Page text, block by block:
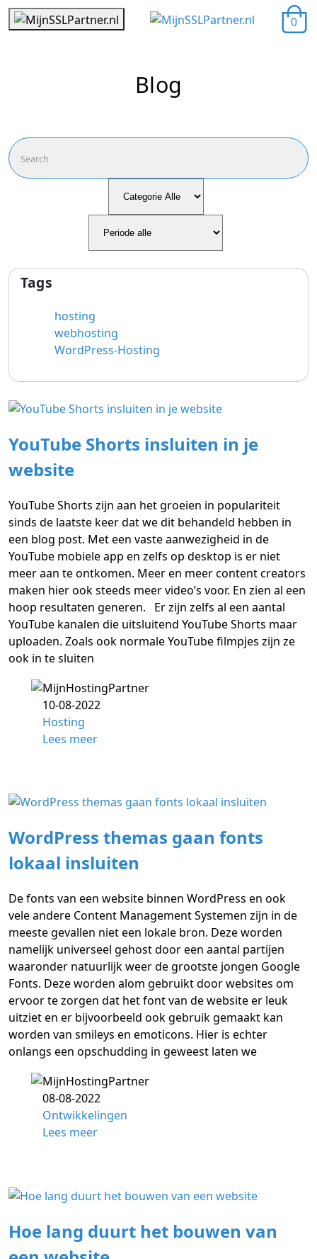
0
Blog
Tags
hosting
webhosting
WordPress-Hosting
YouTube Shorts insluiten in je
website
YouTube Shorts zijn aan het groeien in populariteit
sinds de laatste keer dat we dit behandeld hebben in
een blog post. Met een vaste aanwezigheid in de
YouTube mobiele app en zelfs op desktop is er niet
meer aan te ontkomen. Meer en meer content creators
maken hier ook steeds meer video’s voor. En zien al een
hoop resultaten generen. Er zijn zelfs al een aantal
YouTube kanalen die uitsluitend YouTube Shorts maar
uploaden. Zoals ook normale YouTube filmpjes zijn ze
ook in te sluiten
10-08-2022
Hosting
Lees meer
WordPress themas gaan fonts
lokaal insluiten
De fonts van een website binnen WordPress en ook
vele andere Content Management Systemen zijn in de
meeste gevallen niet een lokale bron. Deze worden
namelijk universeel gehost door een aantal partijen
waaronder natuurlijk weer de grootste jongen Google
Fonts. Deze worden alom gebruikt door websites om
ervoor te zorgen dat het font van de website er leuk
uitziet en er bijvoorbeeld ook gebruik gemaakt kan
worden van smileys en emoticons. Hier is echter
onlangs een opschudding in geweest laten we
08-08-2022
Ontwikkelingen
Lees meer
Hoe lang duurt het bouwen van